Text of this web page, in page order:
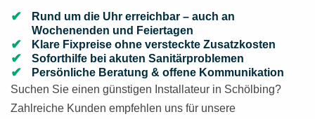
Rund um die Uhr erreichbar – auch an
Wochenenden und Feiertagen
Klare Fixpreise ohne versteckte Zusatzkosten
Soforthilfe bei akuten Sanitärproblemen
Persönliche Beratung & offene Kommunikation
Suchen Sie einen günstigen Installateur in Schölbing?
Zahlreiche Kunden empfehlen uns für unsere